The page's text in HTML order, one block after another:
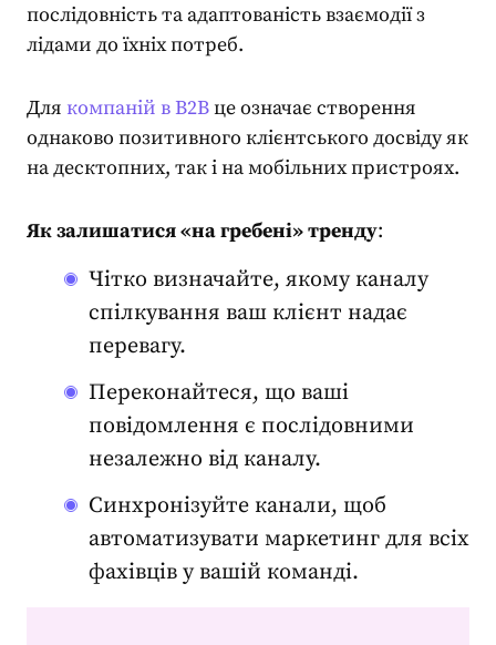
послідовність та адаптованість взаємодії з
лідами до їхніх потреб.
Для компаній в B2Bце означає створення
однаково позитивного клієнтського досвіду як
на десктопних, так і на мобільних пристроях.
Як залишатися «на гребені» тренду:
Чітко визначайте, якому каналу
спілкування ваш клієнт надає
перевагу.
Переконайтеся, що ваші
повідомлення є послідовними
незалежно від каналу.
Синхронізуйте канали, щоб
автоматизувати маркетинг для всіх
фахівців у вашій команді.